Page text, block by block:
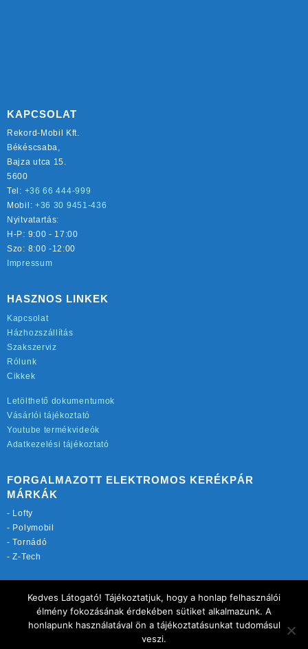
KAPCSOLAT
Rekord-Mobil Kft.
Békéscsaba,
Bajza utca 15.
5600
Tel: +36 66 444-999
Mobil: +36 30 9451-436
Nyitvatartás:
H-P: 9:00 - 17:00
Szo: 8:00 -12:00
Impressum
HASZNOS LINKEK
Kapcsolat
Házhozszállítás
Szakszerviz
Rólunk
Cikkek
Letölthető dokumentumok
Vásárlói tájékoztató
Youtube termékvideók
Adatkezelési tájékoztató
FORGALMAZOTT ELEKTROMOS KERÉKPÁR
MÁRKÁK
- Lofty
- Polymobil
-Tornádó
-Z-Tech
rekordmobil.hu
elektromos-kerekparbolt.hu
motorkerekparalkatreszek.hu
Kedves Látogató! Tájékoztatjuk, hogy a honlap felhasználói
élmény fokozásának érdekében sütiket alkalmazunk. A
honlapunk használatával ön a tájékoztatásunkat tudomásul
veszi.